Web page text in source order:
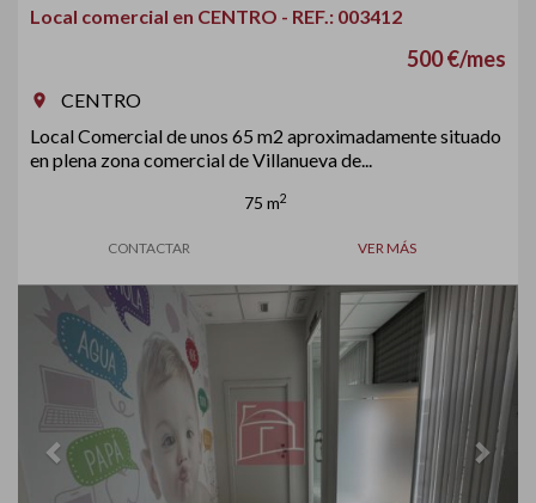
Local comercial en CENTRO - REF.: 003412
500 €/mes
room
CENTRO
Local Comercial de unos 65 m2 aproximadamente situado
en plena zona comercial de Villanueva de...
75 m2
CONTACTAR VER MÁS
Previous Next